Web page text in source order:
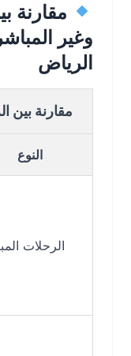
مقارنة بين
وغير
الرياض
مقارنة بين
الرحلات المباشرة